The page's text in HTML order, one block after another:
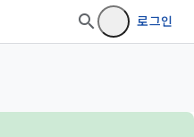
로그인